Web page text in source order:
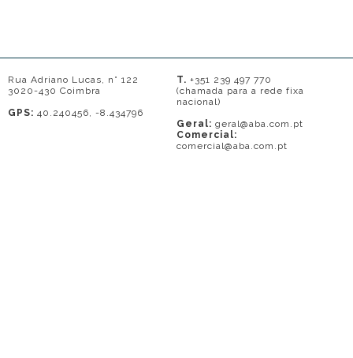
Rua Adriano Lucas, n° 122
3020-430 Coimbra
GPS: 40.240456, -8.434796
T. +351 239 497 770
(chamada para a rede fixa
nacional)
Geral: geral@aba.com.pt
Comercial:
comercial@aba.com.pt